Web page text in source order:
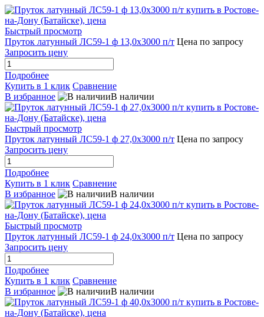
Быстрый просмотр
Пруток латунный ЛС59-1 ф 13,0х3000 п/т Цена по запросу
Запросить цену
Подробнее
Купить в 1 клик Сравнение
В избранное
В наличии
Быстрый просмотр
Пруток латунный ЛС59-1 ф 27,0х3000 п/т Цена по запросу
Запросить цену
Подробнее
Купить в 1 клик Сравнение
В избранное
В наличии
Быстрый просмотр
Пруток латунный ЛС59-1 ф 24,0х3000 п/т Цена по запросу
Запросить цену
Подробнее
Купить в 1 клик Сравнение
В избранное
В наличии